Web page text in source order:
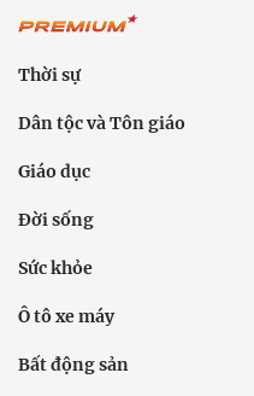
Thời sự
Dân tộc và Tôn giáo
Giáo dục
Đời sống
Sức khỏe
Ô tô xe máy
Bất động sản